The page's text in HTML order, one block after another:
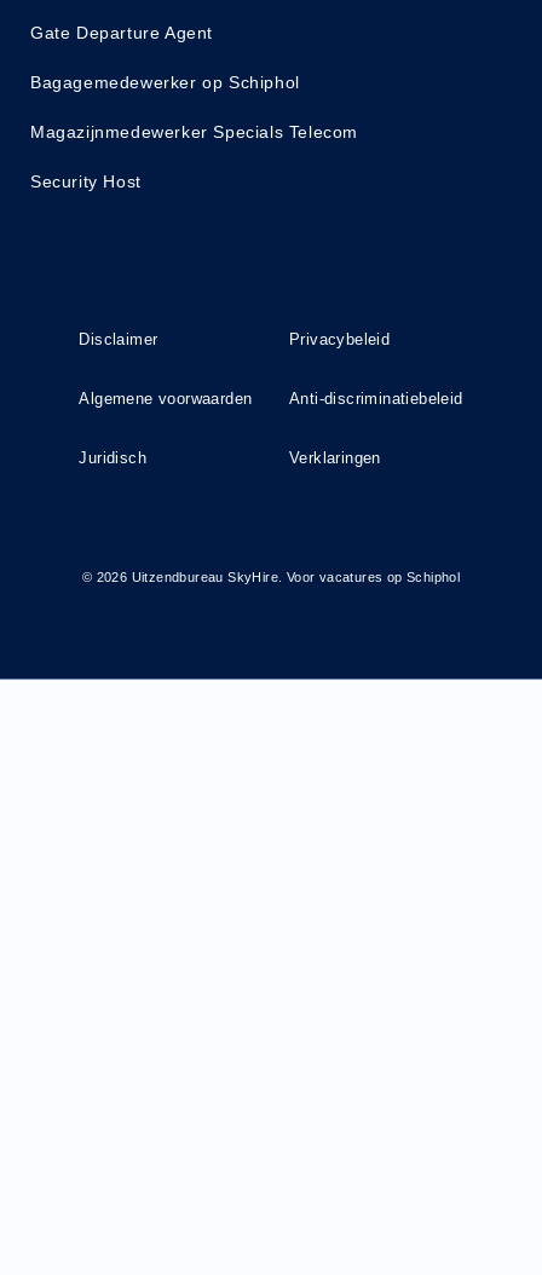
Gate Departure Agent
Bagagemedewerker op Schiphol
Magazijnmedewerker Specials Telecom
Security Host
Disclaimer Privacybeleid
Algemene voorwaarden Anti-discriminatiebeleid
Juridisch Verklaringen
© 2026 Uitzendbureau SkyHire. Voor vacatures op Schiphol